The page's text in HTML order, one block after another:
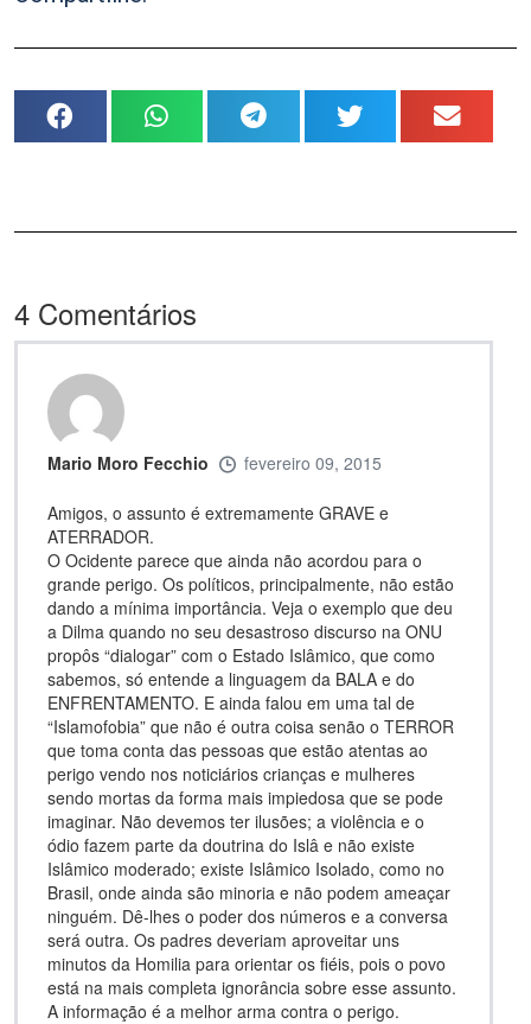
4 Comentários
Mario Moro Fecchio fevereiro 09, 2015
Amigos, o assunto é extremamente GRAVE e
ATERRADOR.
O Ocidente parece que ainda não acordou para o
grande perigo. Os políticos, principalmente, não estão
dando a mínima importância. Veja o exemplo que deu
a Dilma quando no seu desastroso discurso na ONU
propôs “dialogar” com o Estado Islâmico, que como
sabemos, só entende a linguagem da BALA e do
ENFRENTAMENTO. E ainda falou em uma tal de
“Islamofobia” que não é outra coisa senão o TERROR
que toma conta das pessoas que estão atentas ao
perigo vendo nos noticiários crianças e mulheres
sendo mortas da forma mais impiedosa que se pode
imaginar. Não devemos ter ilusões; a violência e o
ódio fazem parte da doutrina do Islâ e não existe
Islâmico moderado; existe Islâmico Isolado, como no
Brasil, onde ainda são minoria e não podem ameaçar
ninguém. Dê-lhes o poder dos números e a conversa
será outra. Os padres deveriam aproveitar uns
minutos da Homilia para orientar os fiéis, pois o povo
está na mais completa ignorância sobre esse assunto.
A informação é a melhor arma contra o perigo.